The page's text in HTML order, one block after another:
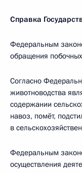
Справка
Федеральным
обращения
Согласно
животноводства
содержании
навоз, помёт,
в
Федеральным
осуществления